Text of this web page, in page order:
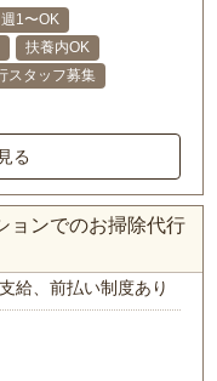
週1〜OK
扶養内OK
スタッフ募集
る
ョンでのお掃除代行
給、前払い制度あり